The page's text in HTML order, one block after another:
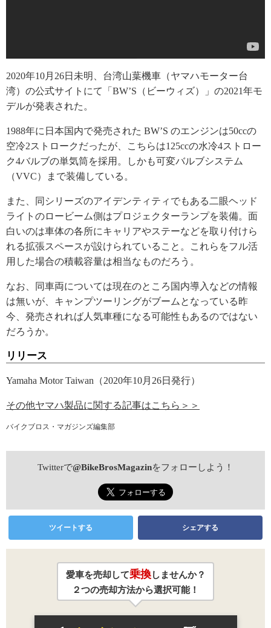
2020年10月26日未明、台湾山葉機車（ヤマハモーター台
湾）の公式サイトにて「BW’S（ビーウィズ）」の2021年モ
デルが発表された。
1988年に日本国内で発売された BW’S のエンジンは50ccの
空冷2ストロークだったが、こちらは125ccの水冷4ストロー
ク4バルブの単気筒を採用。しかも可変バルブシステム
（VVC）まで装備している。
また、同シリーズのアイデンティティでもある二眼ヘッド
ライトのロービーム側はプロジェクターランプを装備。面
白いのは車体の各所にキャリアやステーなどを取り付けら
れる拡張スペースが設けられていること。これらをフル活
用した場合の積載容量は相当なものだろう。
なお、同車両については現在のところ国内導入などの情報
は無いが、キャンプツーリングがブームとなっている昨
今、発売されれば人気車種になる可能性もあるのではない
だろうか。
リリース
Yamaha Motor Taiwan（2020年10月26日発行）
その他ヤマハ製品に関する記事はこちら＞＞
バイクブロス・マガジンズ編集部
Twitterで@BikeBrosMagazinをフォローしよう！
ツイートする シェアする
愛車を売却して乗換しませんか？
２つの売却方法から選択可能！